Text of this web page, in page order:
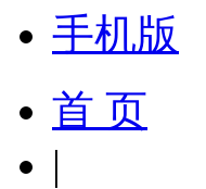
手机版
首 页
|